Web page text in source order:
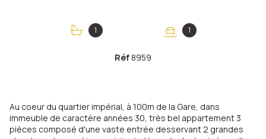
1 1
Réf 8959
Au coeur du quartier impérial, à 100m de la Gare, dans
immeuble de caractère années 30, très bel appartement 3
pièces composé d'une vaste entrée desservant 2 grandes